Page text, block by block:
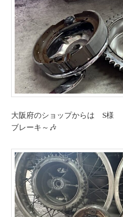
大阪府のショップからは S様
ブレーキ～🎶